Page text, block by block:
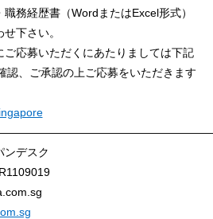
務経歴書（WordまたはExcel形式）
下さい。
ご応募いただくにあたりましては下記
認、ご承認の上ご応募をいただきます
ンデスク